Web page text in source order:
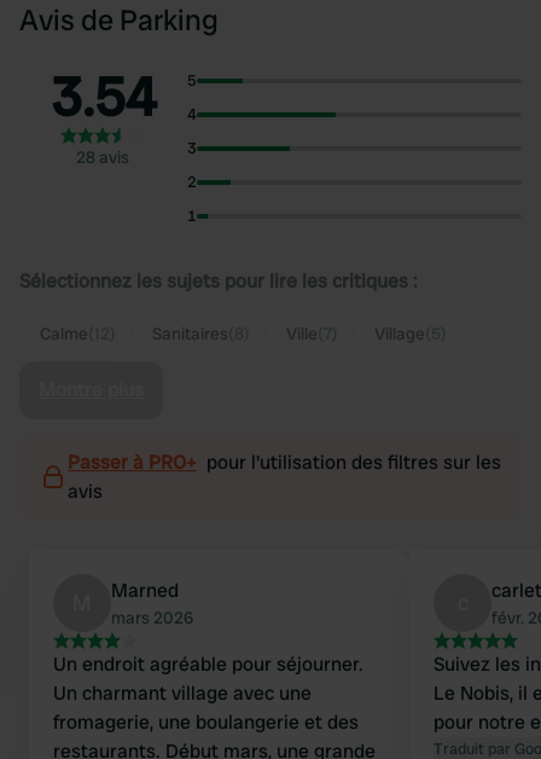
Avis de Parking
3.54
28 avis
5
4
3
2
1
Sélectionnez les sujets pour lire les critiques :
Calme Sanitaires Ville Village
Passer à PRO+ pour l'utilisation des filtres sur les
avis
Marned
mars 2026
Un endroit agréable pour séjourner.
Un charmant village avec une
fromagerie, une boulangerie et des
restaurants. Début mars, une grande
févr.
Suivez les
Le Nobis, il
pour notre
Traduit par